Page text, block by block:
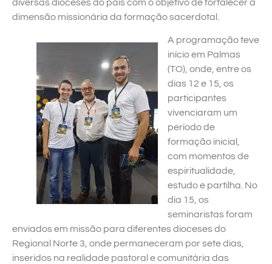
diversas dioceses do país com o objetivo de fortalecer a
dimensão missionária da formação sacerdotal.
A programação teve
início em Palmas
(TO), onde, entre os
dias 12 e 15, os
participantes
vivenciaram um
período de
formação inicial,
com momentos de
espiritualidade,
estudo e partilha. No
dia 15, os
seminaristas foram
enviados em missão para diferentes dioceses do
Regional Norte 3, onde permaneceram por sete dias,
inseridos na realidade pastoral e comunitária das